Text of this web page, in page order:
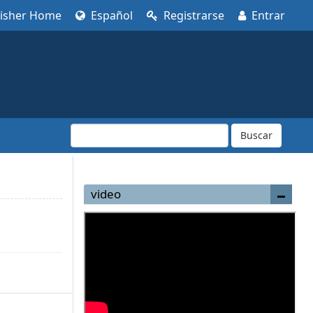
Home Español Registrarse Entrar
Buscar
video